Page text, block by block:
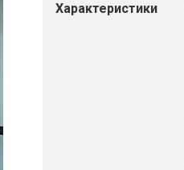
Характеристики